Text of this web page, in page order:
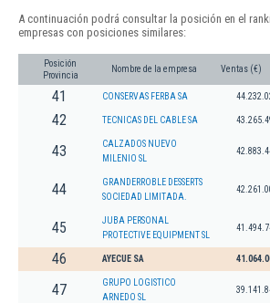
A continuación podrá consultar la posición en el
empresas con posiciones similares:
Posición
Provincia
Nombre de la empresa Ventas (€)
41 CONSERVAS FERBA SA
42 TECNICAS DEL CABLE SA
43
CALZADOS NUEVO
MILENIO SL
44
GRANDERROBLE DESSERTS
SOCIEDAD LIMITADA.
45
JUBA PERSONAL
PROTECTIVE EQUIPMENT SL
46 AYECUE SA
47
GRUPO LOGISTICO
ARNEDO SL